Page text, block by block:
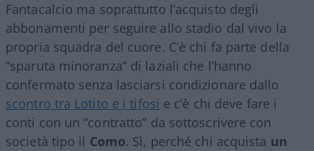
Fantacalcio ma soprattutto l’acquisto degli
abbonamenti per seguire allo stadio dal vivo la
propria squadra del cuore. C’è chi fa parte della
“sparuta minoranza” di laziali che l’hanno
confermato senza lasciarsi condizionare dallo
scontro tra Lotito e i tifosi e c’è chi deve fare i
conti con un “contratto” da sottoscrivere con
società tipo il Como. Sì, perché chi acquista un